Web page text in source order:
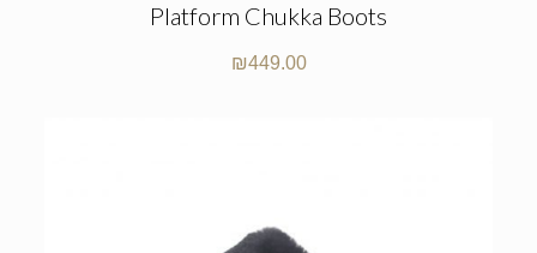
Platform Chukka Boots
₪449.00